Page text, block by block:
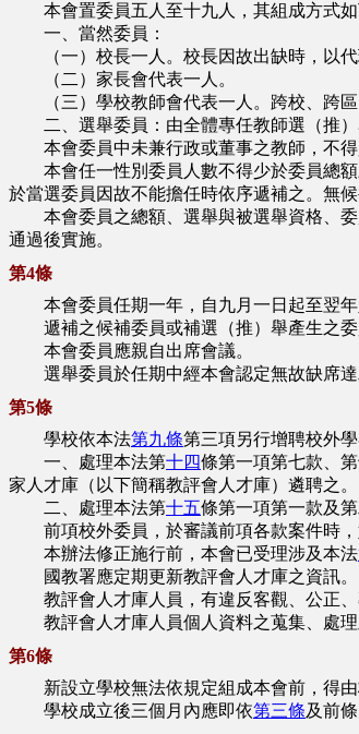
本會置委員五人至十九人，其組成方式如
一、當然委員：
（一）校長一人。校長因故出缺時，以代
（二）家長會代表一人。
（三）學校教師會代表一人。跨校、跨區
二、選舉委員：由全體專任教師選（推）
本會委員中未兼行政或董事之教師，不得
本會任一性別委員人數不得少於委員總額
於當選委員因故不能擔任時依序遞補之。無
本會委員之總額、選舉與被選舉資格、委
通過後實施。
第4條
本會委員任期一年，自九月一日起至翌年
遞補之候補委員或補選（推）舉產生之委
本會委員應親自出席會議。
選舉委員於任期中經本會認定無故缺席達
第5條
學校依本法第九條第三項另行增聘校外
一、處理本法第十四條第一項第七款、
家人才庫（以下簡稱教評會人才庫）遴聘之。
二、處理本法第十五條第一項第一款及
前項校外委員，於審議前項各款案件時，
本辦法修正施行前，本會已受理涉及本法
國教署應定期更新教評會人才庫之資訊。
教評會人才庫人員，有違反客觀、公正、
教評會人才庫人員個人資料之蒐集、處理
第6條
新設立學校無法依規定組成本會前，得由
學校成立後三個月內應即依第三條及前